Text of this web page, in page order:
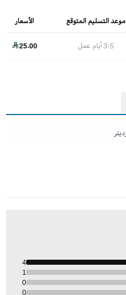
موعد التسليم المتوقع الأسعار
3-5أيام عمل 25.00
4
1
0
0